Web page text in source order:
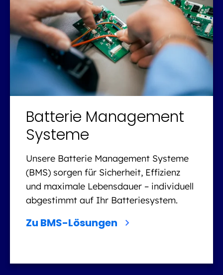
Batterie Management
Systeme
Unsere Batterie Management Systeme
(BMS) sorgen für Sicherheit, Effizienz
und maximale Lebensdauer – individuell
abgestimmt auf Ihr Batteriesystem.
Zu BMS-Lösungen